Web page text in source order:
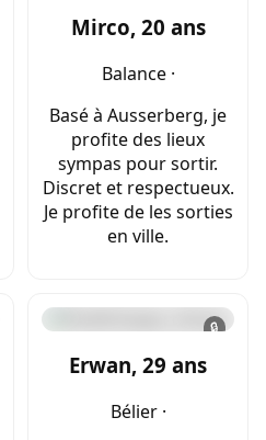
Mirco, 20 ans
Balance ·
Basé à Ausserberg, je
profite des lieux
sympas pour sortir.
Discret et respectueux.
Je profite de les sorties
en ville.
🔒
Erwan, 29 ans
Bélier ·